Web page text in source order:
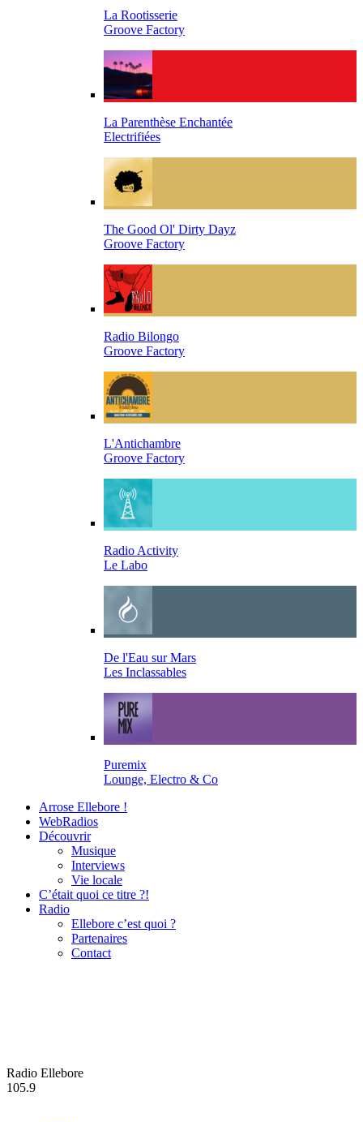
La Rootisserie
Groove Factory
La Parenthèse Enchantée
Electrifiées
The Good Ol' Dirty Dayz
Groove Factory
Radio Bilongo
Groove Factory
L'Antichambre
Groove Factory
Radio Activity
Le Labo
De l'Eau sur Mars
Les Inclassables
Puremix
Lounge, Electro & Co
Arrose Ellebore !
WebRadios
Découvrir
Musique
Interviews
Vie locale
C’était quoi ce titre ?!
Radio
Ellebore c’est quoi ?
Partenaires
Contact
Radio Ellebore
105.9